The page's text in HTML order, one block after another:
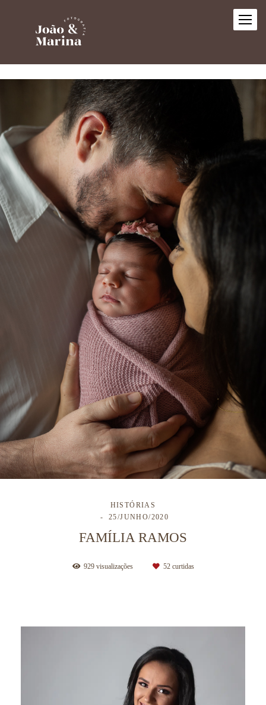
HISTÓRIAS
25/JUNHO/2020
FAMÍLIA RAMOS
929visualizações 52curtidas